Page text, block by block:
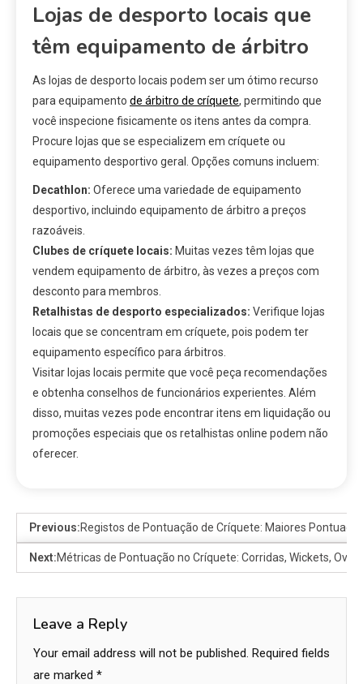
Lojas de desporto locais que
têm equipamento de árbitro
As lojas de desporto locais podem ser um ótimo recurso
para equipamento de árbitro de críquete, permitindo que
você inspecione fisicamente os itens antes da compra.
Procure lojas que se especializem em críquete ou
equipamento desportivo geral. Opções comuns incluem:
Decathlon: Oferece uma variedade de equipamento
desportivo, incluindo equipamento de árbitro a preços
razoáveis.
Clubes de críquete locais: Muitas vezes têm lojas que
vendem equipamento de árbitro, às vezes a preços com
desconto para membros.
Retalhistas de desporto especializados: Verifique lojas
locais que se concentram em críquete, pois podem ter
equipamento específico para árbitros.
Visitar lojas locais permite que você peça recomendações
e obtenha conselhos de funcionários experientes. Além
disso, muitas vezes pode encontrar itens em liquidação ou
promoções especiais que os retalhistas online podem não
oferecer.
Previous:Registos de Pontuação de Críquete: Maiores
Next:Métricas de Pontuação no Críquete: Corridas, Wickets, Overs
Leave a Reply
Your email address will not be published. Required fields
are marked *